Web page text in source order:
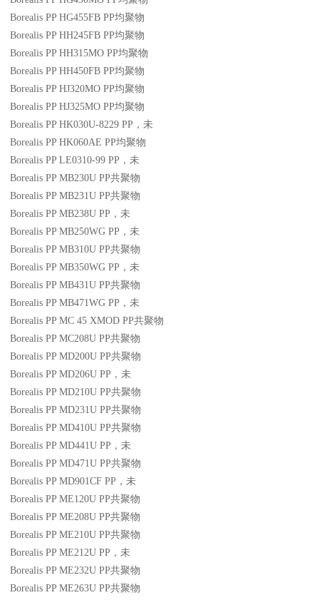
Borealis PP HG455FB PP均聚物
Borealis PP HH245FB PP均聚物
Borealis PP HH315MO PP均聚物
Borealis PP HH450FB PP均聚物
Borealis PP HJ320MO PP均聚物
Borealis PP HJ325MO PP均聚物
Borealis PP HK030U-8229 PP ，未
Borealis PP HK060AE PP均聚物
Borealis PP LE0310-99 PP ，未
Borealis PP MB230U PP共聚物
Borealis PP MB231U PP共聚物
Borealis PP MB238U PP ，未
Borealis PP MB250WG PP ，未
Borealis PP MB310U PP共聚物
Borealis PP MB350WG PP ，未
Borealis PP MB431U PP共聚物
Borealis PP MB471WG PP ，未
Borealis PP MC 45 XMOD PP共聚物
Borealis PP MC208U PP共聚物
Borealis PP MD200U PP共聚物
Borealis PP MD206U PP ，未
Borealis PP MD210U PP共聚物
Borealis PP MD231U PP共聚物
Borealis PP MD410U PP共聚物
Borealis PP MD441U PP ，未
Borealis PP MD471U PP共聚物
Borealis PP MD901CF PP ，未
Borealis PP ME120U PP共聚物
Borealis PP ME208U PP共聚物
Borealis PP ME210U PP共聚物
Borealis PP ME212U PP ，未
Borealis PP ME232U PP共聚物
Borealis PP ME263U PP共聚物